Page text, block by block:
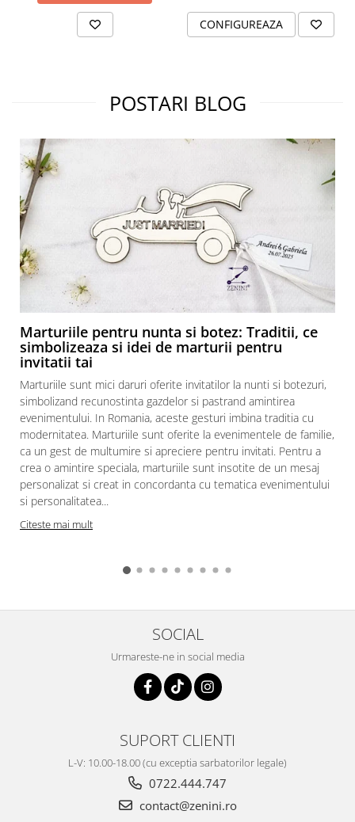
CONFIGUREAZA
POSTARI BLOG
Marturiile pentru nunta si botez: Traditii, ce
simbolizeaza si idei de marturii pentru
invitatii tai
Marturiile sunt mici daruri oferite invitatilor la nunti si botezuri,
simbolizand recunostinta gazdelor si pastrand amintirea
evenimentului. In Romania, aceste gesturi imbina traditia cu
modernitatea. Marturiile sunt oferite la evenimentele de familie,
ca un gest de multumire si apreciere pentru invitati. Pentru a
crea o amintire speciala, marturiile sunt insotite de un mesaj
personalizat si creat in concordanta cu tematica evenimentului
si personalitatea...
Citeste mai mult
SOCIAL
Urmareste-ne in social media
SUPORT CLIENTI
L-V: 10.00-18.00 (cu exceptia sarbatorilor legale)
0722.444.747
contact@zenini.ro